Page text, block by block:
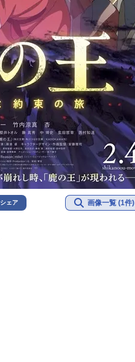
シェア 画像一覧 (1件)
TVアニメ『戦隊大失格』
radio 大直会 2nd season